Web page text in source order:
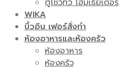
ตู้โชว์ทีวี โฮมเธียเตอร์
WIKA
บิ้วอิน เฟอร์สั่งทำ
ห้องอาหารและห้องครัว
ห้องอาหาร
ห้องครัว